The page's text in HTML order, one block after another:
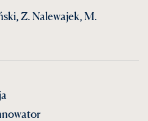
Z. Nalewajek, M.